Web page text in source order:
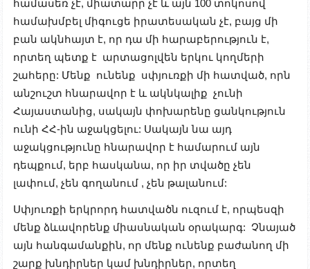
համասեռ չէ, միատարր չէ և այն 100 տոկոսով
համախմբել միգուցե իրատեսական չէ, բայց մի
բան ակնհայտ է, որ դա մի հարաբերություն է,
որտեղ պետք է արտացոլվեն երկու կողմերի
շահերը: Մենք ունենք սփյուռքի մի հատված, որն
անշուշտ հնարավոր է և ակնկալիք չունի
Հայաստանից, սակայն փոխարենը ցանկություն
ունի ՀՀ-ին աջակցելու: Սակայն նա այդ
աջակցությունը հնարավոր է համարում այն
դեպքում, երբ հասկանա, որ իր տվածը չեն
լափում, չեն գողանում , չեն թալանում:
Սփյուռքի երկրորդ հատվածն ուզում է, որպեսզի
մենք ձևավորենք միասնական օրակարգ: Չնայած
այն հանգամանքին, որ մենք ունենք բաժանող մի
շարք խնդիրներ կամ խնդիրներ, որտեղ